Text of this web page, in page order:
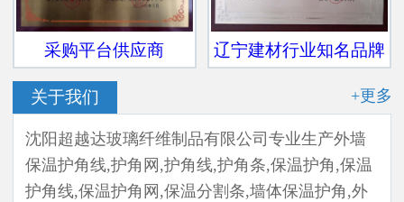
采购平台供应商 辽宁建材行业知名品牌
关于我们 +更多
沈阳超越达玻璃纤维制品有限公司专业生产外墙
保温护角线,护角网,护角线,护角条,保温护角,保温
护角线,保温护角网,保温分割条,墙体保温护角,外